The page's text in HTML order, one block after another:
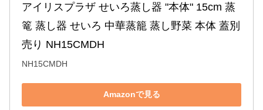
アイリスプラザ せいろ蒸し器 "本体" 15cm 蒸
篭 蒸し器 せいろ 中華蒸籠 蒸し野菜 本体 蓋別
売り NH15CMDH
NH15CMDH
Amazonで見る